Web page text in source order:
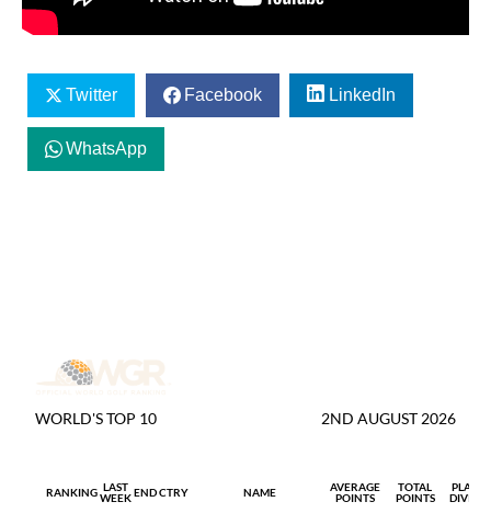
Twitter Facebook LinkedIn
WhatsApp